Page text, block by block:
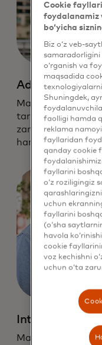
Adolat
Maʼlumotlar va
tarafkashliklar,
zararlarni
harakat qiling.
Integratsiya
Maʼlumotlar va
Cookie
foydalanamiz
bo‘yicha
Biz o‘z veb-
samaradorligini
o‘rganish va
maqsadida
Shuningdek,
faolligi hamda
reklama
fayllaridan
qanday cookie
fayllarini
o‘z roziligingiz
uchun
fayllarini
(o‘sha
havola
cookie
voz kechishni
uchun o‘ta